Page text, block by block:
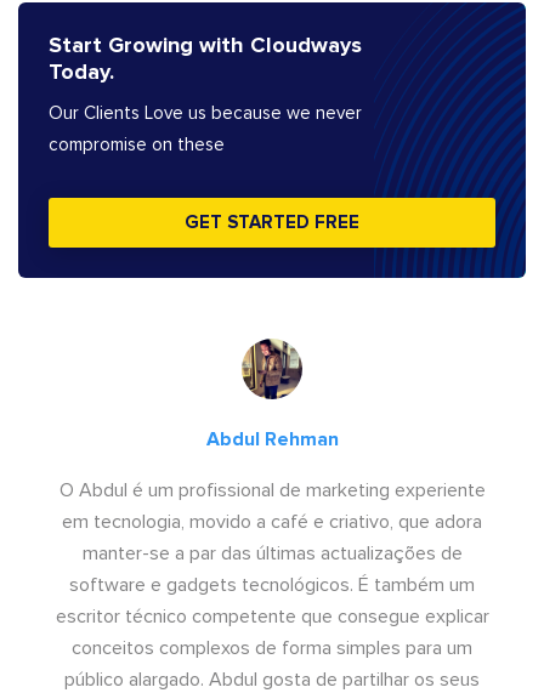
Start Growing with Cloudways
Today.
Our Clients Love us because we never
compromise on these
GET STARTED FREE
Abdul Rehman
O Abdul é um profissional de marketing experiente
em tecnologia, movido a café e criativo, que adora
manter-se a par das últimas actualizações de
software e gadgets tecnológicos. É também um
escritor técnico competente que consegue explicar
conceitos complexos de forma simples para um
público alargado. Abdul gosta de partilhar os seus